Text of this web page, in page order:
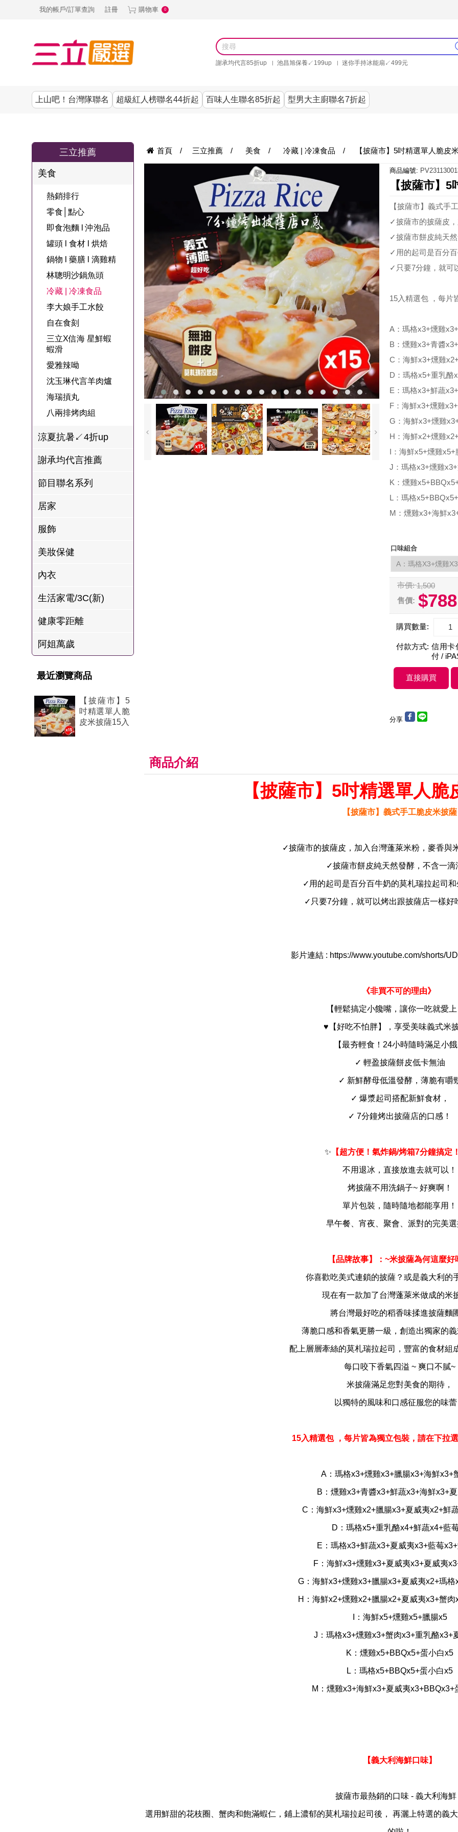
我的帳戶/訂單查詢 註冊 購物車 0
謝承均代言85折up 池昌旭保養↙199up
迷你手持冰能扇↙499元
上山吧！台灣隊聯名 超級紅人榜聯名44折起 百味人生聯名85折起 型男大主廚聯名7折起
古溜x五秀園
熱銷排行
夜聯名
超級紅人榜聯
名
百味人生戲劇
型男大主廚聯
名
節目聯名商品
推薦
熱銷排行
品
罐頭 l 食材 l 烘
焙
鍋物 l 藥膳 l 滴
雞精
林聰明沙鍋魚
冷藏 | 冷凍食品
李大娘手工水
餃
三立X信海 星
鮮蝦蝦滑
肉爐
海瑞摃丸
八兩排烤肉組
熱銷排行
清潔用品
寢具│床墊
宗教開運
ELVIS愛菲斯
Astonish英國潔
雨揚老師開運
金健康石墨烯
台塑生醫
熱銷排行
機能服飾
配件
PP波瑟楓妮品
牌館
養生|保健
池昌旭代言
Bello. U
OUR FAMILY
一家人
甘味人生
狀元堂牛樟芝
熱銷排行
女內褲
男內褲
NEONER
熱銷排行
美容專區
涼夏家電
3C
1MORE耳機
韓國
SKINASSET
甘味人生鍵力
肽↙85折
百味人生
三立推薦
美食
熱銷排行
零食│點心
即食泡麵 l 沖泡品
罐頭 l 食材 l 烘焙
鍋物 l 藥膳 l 滴雞精
林聰明沙鍋魚頭
冷藏 | 冷凍食品
李大娘手工水餃
自在食刻
三立X信海 星鮮蝦
蝦滑
愛雅辣呦
沈玉琳代言羊肉爐
海瑞摃丸
八兩排烤肉組
涼夏抗暑↙4折up
謝承均代言推薦
節目聯名系列
居家
服飾
美妝保健
內衣
生活家電/3C(新)
健康零距離
阿姐萬歲
最近瀏覽商品
【披薩市】5
吋精選單人脆
皮米披薩15入
首頁 / 三立推薦 / 美食 / 冷藏 | 冷凍食品 / 【披薩市】5吋精選單人脆皮
商品編號:
【披薩市】
【披薩市】義式手
✓披薩市的披薩皮
✓披薩市餅皮純天
✓用的起司是百分
✓只要7分鐘，就可
15入精選包 ，每片
A：瑪格x3+燻雞
B：燻雞x3+青醬
C：海鮮x3+燻雞
D：瑪格x5+重乳酪
E：瑪格x3+鮮蔬
F：海鮮x3+燻雞
G：海鮮x3+燻雞
H：海鮮x2+燻雞
I：海鮮x5+燻雞x5+
J：瑪格x3+燻雞
K：燻雞
L：瑪格
M：燻雞x3+海鮮
口味組合
市價: 1,500
售價: $788
購買數量:
付款方式: 信用卡
付 /
分享
商品介紹
【披薩市】5吋精選單人脆
【披薩市】義式手工脆皮米披薩
✓披薩市的披薩皮，加入台灣蓬萊米粉，麥香與
✓披薩市餅皮純天然發酵，不含一滴
✓用的起司是百分百牛奶的莫札瑞拉起司和
✓只要7分鐘，就可以烤出跟披薩店一樣好
影片連結 : https://www.youtube.com/shorts/
《非買不可的理由》
【輕鬆搞定小饞嘴，讓你一吃就愛上
♥️【好吃不怕胖】，享受美味義式米披
【最夯輕食！24小時隨時滿足小餓
✓ 輕盈披薩餅皮低卡無油
✓ 新鮮酵母低溫發酵，薄脆有嚼
✓ 爆漿起司搭配新鮮食材，
✓ 7分鐘烤出披薩店的口感！
✨ 【超方便！氣炸鍋/烤箱7分鐘搞定！
不用退冰，直接放進去就可以！
烤披薩不用洗鍋子~ 好爽啊！
單片包裝，隨時隨地都能享用！
早午餐、宵夜、聚會、派對的完美選
【品牌故事】：~米披薩為何這麼好
你喜歡吃美式連鎖的披薩？或是義大利的
現在有一款加了台灣蓬萊米做成的米
將台灣最好吃的稻香味揉進披薩麵
薄脆口感和香氣更勝一級，創造出獨家的義
配上層層牽絲的莫札瑞拉起司，豐富的食材組
每口咬下香氣四溢 ~ 爽口不膩~
米披薩滿足您對美食的期待，
以獨特的風味和口感征服您的味蕾
15入精選包 ，每片皆為獨立包裝，請在下拉選
A：瑪格x3+燻雞x3+臘腸x3+海鮮x3+
B：燻雞x3+青醬x3+鮮蔬x3+海鮮x3+
C：海鮮x3+燻雞x2+臘腸x3+夏威夷x2+鮮
D：瑪格x5+重乳酪x4+鮮蔬x4+藍
E：瑪格x3+鮮蔬x3+夏威夷x3+藍莓
F：海鮮x3+燻雞x3+夏威夷x3+夏威夷
G：海鮮x3+燻雞x3+臘腸x3+夏威夷x2+瑪格
H：海鮮x2+燻雞x2+臘腸x2+夏威夷x3+蟹肉
I：海鮮x5+燻雞x5+臘腸x5
J：瑪格x3+燻雞x3+蟹肉x3+重乳酪x3+
K：燻雞x5+BBQx5+蛋小白x5
L：瑪格x5+BBQx5+蛋小白x5
M：燻雞x3+海鮮x3+夏威夷x3+BBQx3+
【義大利海鮮口味】
披薩市最熱銷的口味 - 義大利海鮮
選用鮮甜的花枝圈、蟹肉和飽滿蝦仁，鋪上濃郁的莫札瑞拉起司後， 再灑上特選的義